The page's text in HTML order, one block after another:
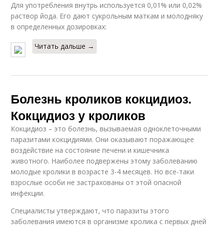
Для употребления внутрь используется 0,01% или 0,02%
раствор йода. Его дают сукрольным маткам и молодняку
в определенных дозировках:
Читать дальше →
Болезнь кроликов кокцидиоз.
Кокцидиоз у кроликов
Кокцидиоз – это болезнь, вызываемая одноклеточными
паразитами кокцидиями. Они оказывают поражающее
воздействие на состояние печени и кишечника
животного. Наиболее подвержены этому заболеванию
молодые кролики в возрасте 3-4 месяцев. Но все-таки
взрослые особи не застрахованы от этой опасной
инфекции.
Специалисты утверждают, что паразиты этого
заболевания имеются в организме кролика с первых дней